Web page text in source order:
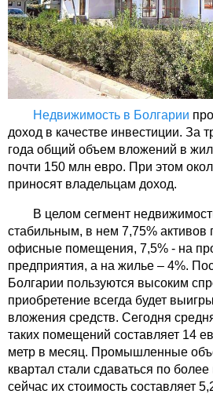
Недвижимость в Болгарии
доход в качестве инвестиции. За
года общий объем вложений в
почти 150 млн евро. При этом
приносят владельцам доход.
В целом сегмент
стабильным, в нем 7,75% активов
офисные помещения, 7,5% - на
предприятия, а на жилье – 4%.
Болгарии пользуются высоким
приобретение всегда будет
вложения средств. Сегодня
таких помещений составляет 14
метр в месяц. Промышленные
квартал стали сдаваться по
сейчас их стоимость составляет